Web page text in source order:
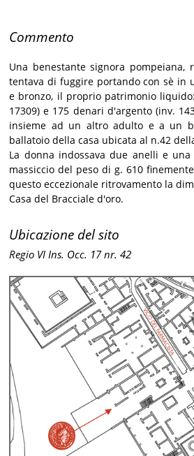
Commento
Una benestante signora pompeiana,
tentava di fuggire portando con sè in
e bronzo, il proprio patrimonio
17309) e 175 denari d'argento (inv.
insieme ad un altro adulto e a un
ballatoio della casa ubicata al n.42
La donna indossava due anelli e
massiccio del peso di g. 610
questo eccezionale ritrovamento la
Casa del Bracciale d'oro.
Ubicazione del sito
Regio VI Ins. Occ. 17 nr. 42